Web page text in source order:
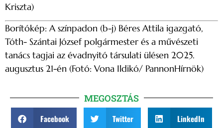
Kriszta)
Borítókép: A színpadon (b-j) Béres Attila igazgató,
Tóth- Szántai József polgármester és a művészeti
tanács tagjai az évadnyitó társulati ülésen 2025.
augusztus 21-én (Fotó: Vona Ildikó/ PannonHírnök)
MEGOSZTÁS
Facebook Twitter LinkedIn